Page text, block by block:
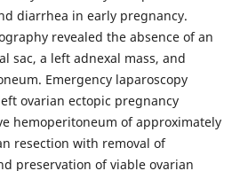
diarrhea in early pregnancy.
revealed the absence of an
sac, a left adnexal mass, and
Emergency laparoscopy
ovarian ectopic pregnancy
hemoperitoneum of approximately
resection with removal of
preservation of viable ovarian